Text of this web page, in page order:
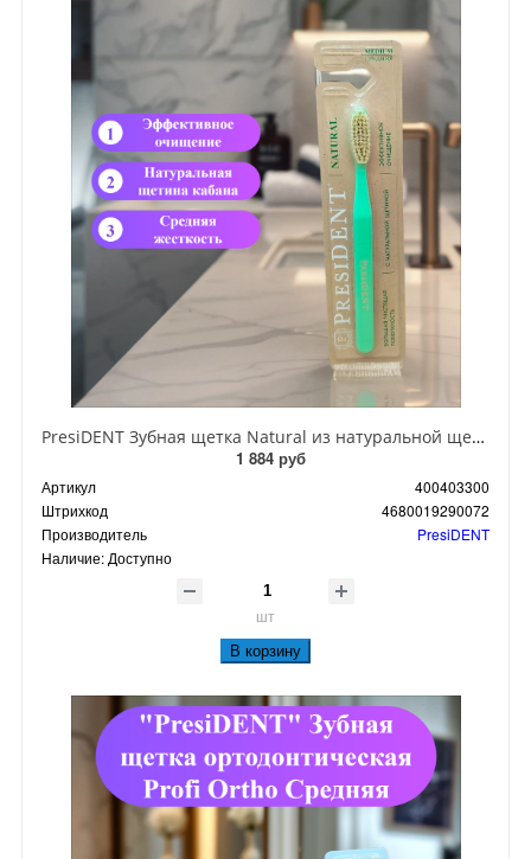
PresiDENT Зубная щетка Natural из натуральной щетины кабана средней жесткости
1 884 руб
Артикул
400403300
Штрихкод
4680019290072
Производитель
PresiDENT
Наличие: Доступно
шт
В корзину